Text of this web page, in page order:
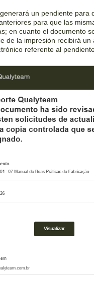
un pendiente para
para que las
en cuanto el documento
de la impresión recibirá un
referente al